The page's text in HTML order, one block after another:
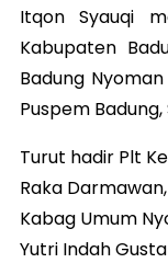
Itqon Syauqi
Kabupaten
Badung
Puspem Badung,
Turut hadir Plt
Raka
Kabag Umum
Yutri Indah